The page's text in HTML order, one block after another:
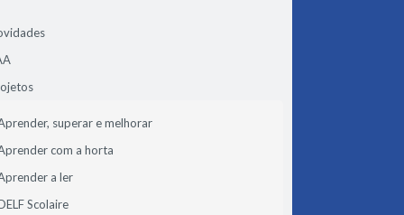
superar e melhorar
com a horta
a ler
Scolaire